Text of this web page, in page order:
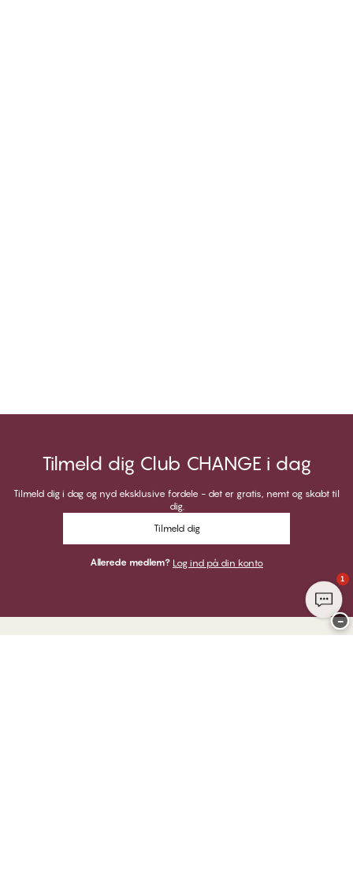
Tilmeld dig Club CHANGE i dag
Tilmeld dig i dag og nyd eksklusive fordele - det er gratis, nemt og skabt til
dig.
Tilmeld dig
Allerede medlem? Log ind på din konto
1
−